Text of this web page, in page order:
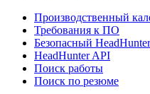
Производственный
Требования к ПО
Безопасный HeadHunter
HeadHunter API
Поиск работы
Поиск по резюме